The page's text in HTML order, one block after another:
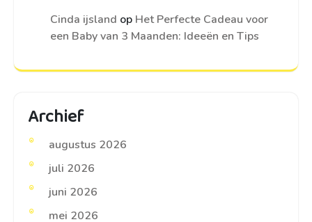
Cinda ijsland op Het Perfecte Cadeau voor
een Baby van 3 Maanden: Ideeën en Tips
Archief
augustus 2026
juli 2026
juni 2026
mei 2026